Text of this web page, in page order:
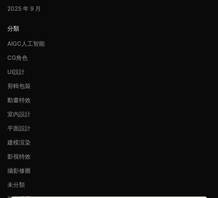
2025 年 9 月
分類
AIGC人工智能
CG角色
UI設計
剪輯包裝
動畫特效
室内設計
平面設計
建模渲染
影視特效
攝影修圖
未分類